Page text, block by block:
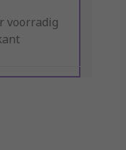
voorradig